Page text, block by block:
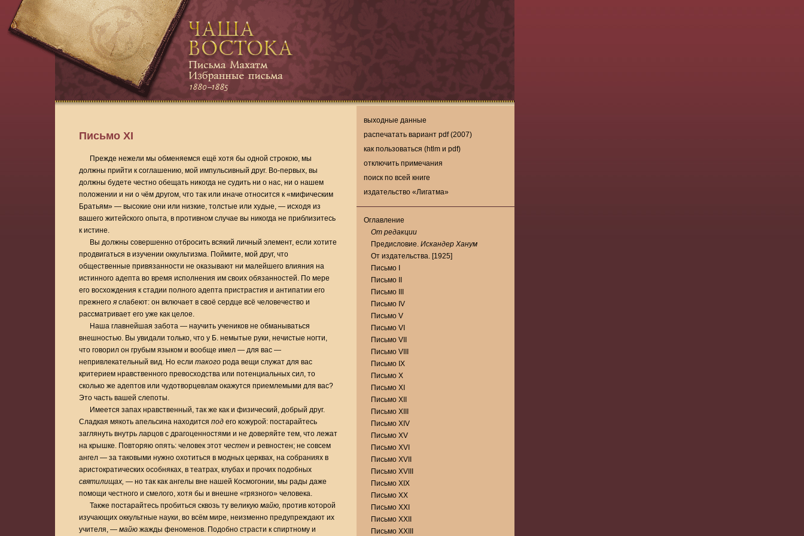
Письмо XI
Прежде нежели мы обменяемся ещё хотя бы одной строкою, мы
должны прийти к соглашению, мой импульсивный друг. Во-первых, вы
должны будете честно обещать никогда не судить ни о нас, ни о нашем
положении и ни о чём другом, что так или иначе относится к «мифическим
Братьям» — высокие они или низкие, толстые или худые, — исходя из
вашего житейского опыта, в противном случае вы никогда не приблизитесь
к истине.
Вы должны совершенно отбросить всякий личный элемент, если хотите
продвигаться в изучении оккультизма. Поймите, мой друг, что
общественные привязанности не оказывают ни малейшего влияния на
истинного адепта во время исполнения им своих обязанностей. По мере
его восхождения к стадии полного адепта пристрастия и антипатии его
прежнего я слабеют: он включает в своё сердце всё человечество и
рассматривает его уже как целое.
Наша главнейшая забота — научить учеников не обманываться
внешностью. Вы увидали только, что у Б. немытые руки, нечистые ногти,
что говорил он грубым языком и вообще имел — для вас —
непривлекательный вид. Но если такого рода вещи служат для вас
критерием нравственного превосходства или потенциальных сил, то
сколько же адептов или чудотворцевлам окажутся приемлемыми для вас?
Это часть вашей слепоты.
Имеется запах нравственный, так же как и физический, добрый друг.
Сладкая мякоть апельсина находится под его кожурой: постарайтесь
заглянуть внутрь ларцов с драгоценностями и не доверяйте тем, что лежат
на крышке. Повторяю опять: человек этот честен и ревностен; не совсем
ангел — за таковыми нужно охотиться в модных церквах, на собраниях в
аристократических особняках, в театрах, клубах и прочих подобных
святилищах, — но так как ангелы вне нашей Космогонии, мы рады даже
помощи честного и смелого, хотя бы и внешне «грязного» человека.
Также постарайтесь пробиться сквозь ту великую майю, против которой
изучающих оккультные науки, во всём мире, неизменно предупреждают их
учителя, — майю жажды феноменов. Подобно страсти к спиртному и
выходные данные
распечатать вариант pdf (2007)
как пользоваться (htlm и pdf)
отключить примечания
поиск по всей книге
издательство «Лигатма»
Оглавление
От редакции
Предисловие. Искандер Ханум
От издательства. [1925]
Письмо I
Письмо II
Письмо III
Письмо IV
Письмо V
Письмо VI
Письмо VII
Письмо VIII
Письмо IX
Письмо X
Письмо XI
Письмо XII
Письмо XIII
Письмо XIV
Письмо XV
Письмо XVI
Письмо XVII
Письмо XVIII
Письмо XIX
Письмо XX
Письмо XXI
Письмо XXII
Письмо XXIII